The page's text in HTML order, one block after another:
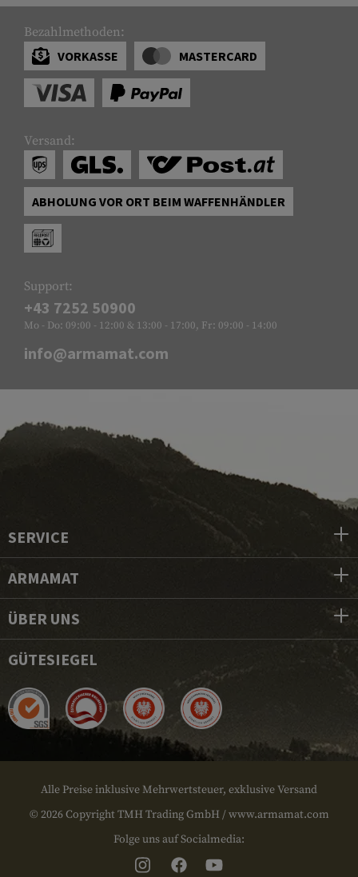
Bezahlmethoden:
VORKASSE
MASTERCARD
Versand:
ABHOLUNG VOR ORT BEIM WAFFENHÄNDLER
Support:
+43 7252 50900
Mo - Do: 09:00 - 12:00 & 13:00 - 17:00, Fr: 09:00 - 14:00
info@armamat.com
SERVICE
ARMAMAT
ÜBER UNS
GÜTESIEGEL
Alle Preise inklusive Mehrwertsteuer, exklusive Versand
© 2026 Copyright TMH Trading GmbH / www.armamat.com
Folge uns auf Socialmedia: